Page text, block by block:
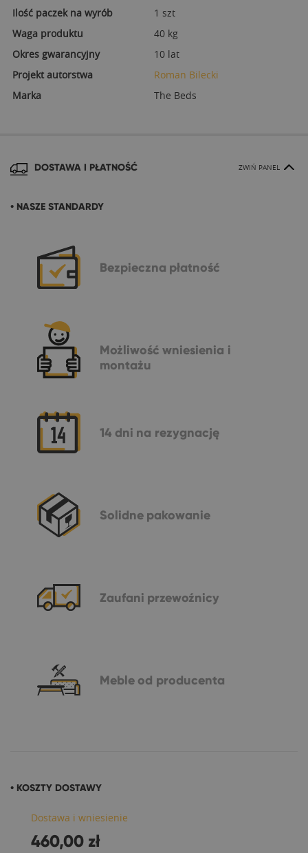
Ilość paczek na wyrób
1 szt
Waga produktu
40 kg
Okres gwarancyjny
10 lat
Projekt autorstwa
Roman Bilecki
Marka
The Beds
DOSTAWA I PŁATNOŚĆ ZWIŃ PANEL
• NASZE STANDARDY
Bezpieczna płatność
Możliwość wniesienia i
montażu
14 dni na rezygnację
Solidne pakowanie
Zaufani przewoźnicy
Meble od producenta
• KOSZTY DOSTAWY
Dostawa i wniesienie
460,00 zł